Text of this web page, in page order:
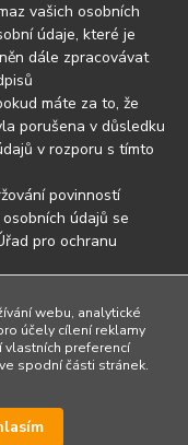
vašich osobních
údaje, které je
dále zpracovávat
máte za to, že
porušena v důsledku
v rozporu s tímto
povinností
údajů se
pro ochranu
webu, analytické
účely cílení reklamy
vlastních preferencí
spodní části stránek.